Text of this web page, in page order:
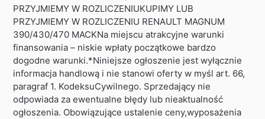
PRZYJMIEMY W ROZLICZENIUKUPIMY LUB
PRZYJMIEMY W ROZLICZENIU RENAULT MAGNUM
390/430/470 MACKNa miejscu atrakcyjne warunki
finansowania – niskie wpłaty początkowe bardzo
dogodne warunki.*Niniejsze ogłoszenie jest wyłącznie
informacja handlową i nie stanowi oferty w myśl art. 66,
paragraf 1. KodeksuCywilnego. Sprzedający nie
odpowiada za ewentualne błędy lub nieaktualność
ogłoszenia. Obowiązujące ustalenie ceny,wyposażenia